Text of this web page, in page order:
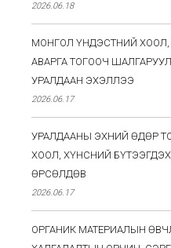
2026.06.18
МОНГОЛ ҮНДЭСТНИЙ
АВАРГА ТОГООЧ
УРАЛДААН ЭХЭЛЛЭЭ
2026.06.17
УРАЛДААНЫ ЭХНИЙ ӨДӨР
ХООЛ, ХҮНСНИЙ
ӨРСӨЛДӨВ
2026.06.17
ОРГАНИК МАТЕРИАЛЫН